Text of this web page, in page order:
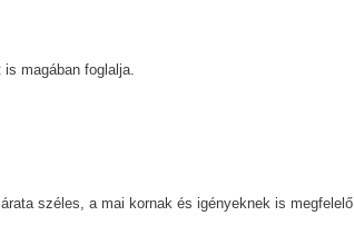
magában foglalja.
széles, a mai kornak és igényeknek is megfelelő.